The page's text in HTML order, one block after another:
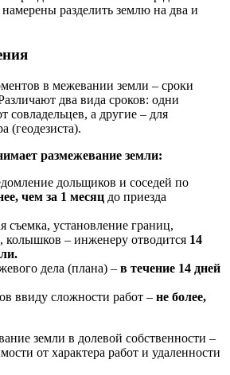
разделить землю на два и
в межевании земли – сроки
два вида сроков: одни
совладельцев, а другие – для
(геодезиста).
размежевание земли:
дольщиков и соседей по
чем за 1 месяц до приезда
съемка, установление границ,
колышков – инженеру отводится 14
дела (плана) – в течение 14 дней
ввиду сложности работ – не более,
земли в долевой собственности –
от характера работ и удаленности